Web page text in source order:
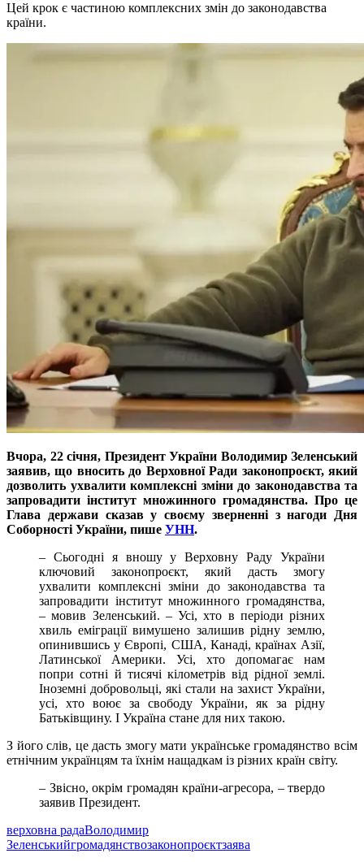
Цей крок є частиною комплексних змін до законодавства
країни.
Вчора, 22 січня, Президент України Володимир Зеленський
заявив, що вносить до Верховної Ради законопроєкт, який
дозволить ухвалити комплексні зміни до законодавства та
запровадити інститут множинного громадянства. Про це
Глава держави сказав у своєму зверненні з нагоди Дня
Соборності України, пише УНН.
– Сьогодні я вношу у Верховну Раду України
ключовий законопроєкт, який дасть змогу
ухвалити комплексні зміни до законодавства та
запровадити інститут множинного громадянства,
– мовив Зеленський. – Усі, хто в періоди різних
хвиль еміграції вимушено залишив рідну землю,
опинившись у Європі, США, Канаді, країнах Азії,
Латинської Америки. Усі, хто допомагає нам
попри сотні й тисячі кілометрів від рідної землі.
Іноземні добровольці, які стали на захист України,
усі, хто воює за свободу України, як за рідну
Батьківщину. І Україна стане для них такою.
З його слів, це дасть змогу мати українське громадянство всім
етнічним українцям та їхнім нащадкам із різних країн світу.
– Звісно, окрім громадян країни-агресора, – твердо
заявив Президент.
верховна радаВолодимир
Зеленськийгромадянствозаконопроєктзаява